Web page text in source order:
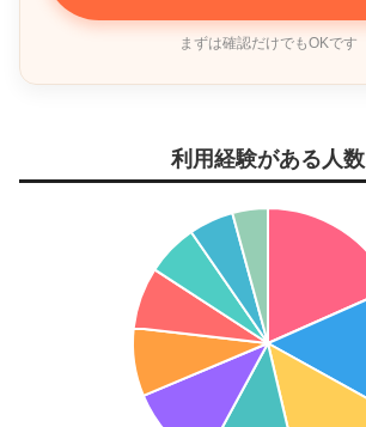
まずは確認だけでもOKです
利用経験がある人数